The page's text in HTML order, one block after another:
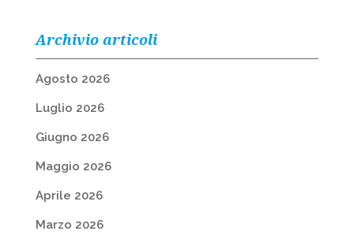
Archivio articoli
Agosto 2026
Luglio 2026
Giugno 2026
Maggio 2026
Aprile 2026
Marzo 2026